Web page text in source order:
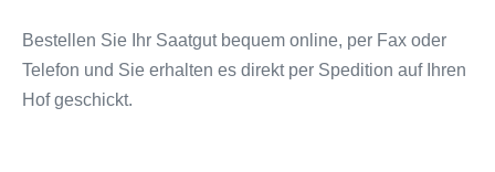
Bestellen Sie Ihr Saatgut bequem online, per Fax oder
Telefon und Sie erhalten es direkt per Spedition auf Ihren
Hof geschickt.